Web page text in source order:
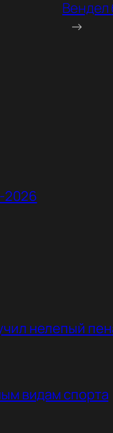
Вендел
→
2026
нелепый
видам спорта